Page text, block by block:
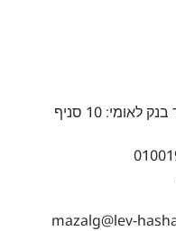
פרטי בנק לבצוע העברה בנקאית: קוד בנק לאומי: 10 סניף